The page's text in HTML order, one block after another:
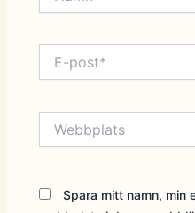
post*
Spara mitt namn, min